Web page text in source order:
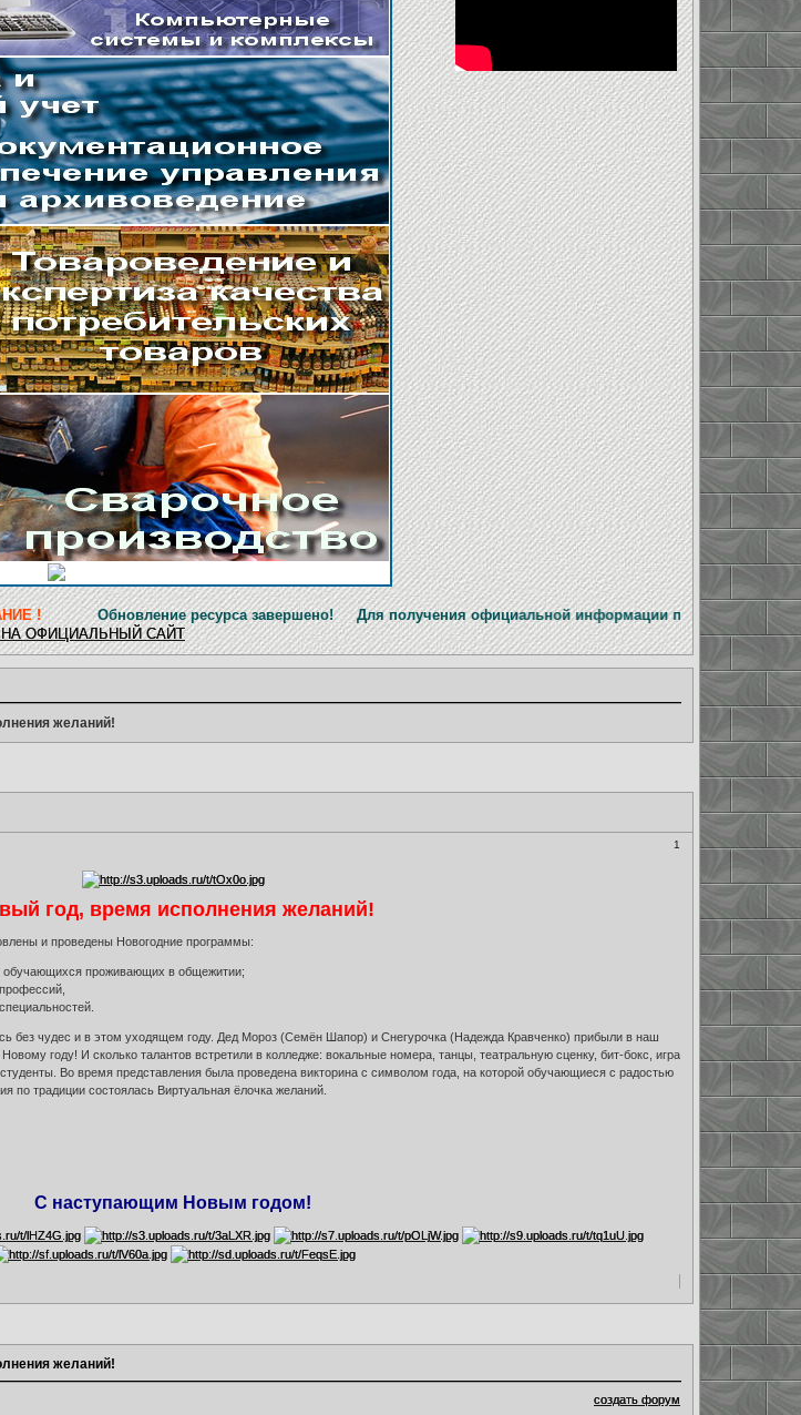
ресурса завершено! Для получения официальной информации перейдите на новую версию
ОФИЦИАЛЬНЫЙ САЙТ
желаний!
1
год, время исполнения желаний!
и проведены Новогодние программы:
обучающихся проживающих в общежитии;
без чудес и в этом уходящем году. Дед Мороз (Семён Шапор) и Снегурочка (Надежда Кравченко) прибыли в наш
году! И сколько талантов встретили в колледже: вокальные номера, танцы, театральную сценку, бит-бокс, игра
Во время представления была проведена викторина с символом года, на которой обучающиеся с радостью
по традиции состоялась Виртуальная ёлочка желаний.
С наступающим Новым годом!
желаний!
создать форум